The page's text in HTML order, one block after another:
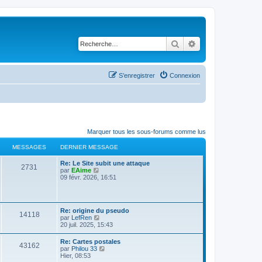
Rechercher
Connexion
S’enregistrer
Marquer tous les sous-forums comme lus
MESSAGES DERNIER MESSAGE
2731
Re: Le Site subit une attaque
par EAime
o
e
d
r
n
i
e
r
09 févr. 2026, 16:51
14118
Re: origine du pseudo
par LefRen
o
l
e
20 juil. 2025, 15:43
43162
Re: Cartes postales
par Philou 33
Hier, 08:53